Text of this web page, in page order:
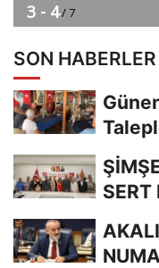
SON HABERLER
SERT